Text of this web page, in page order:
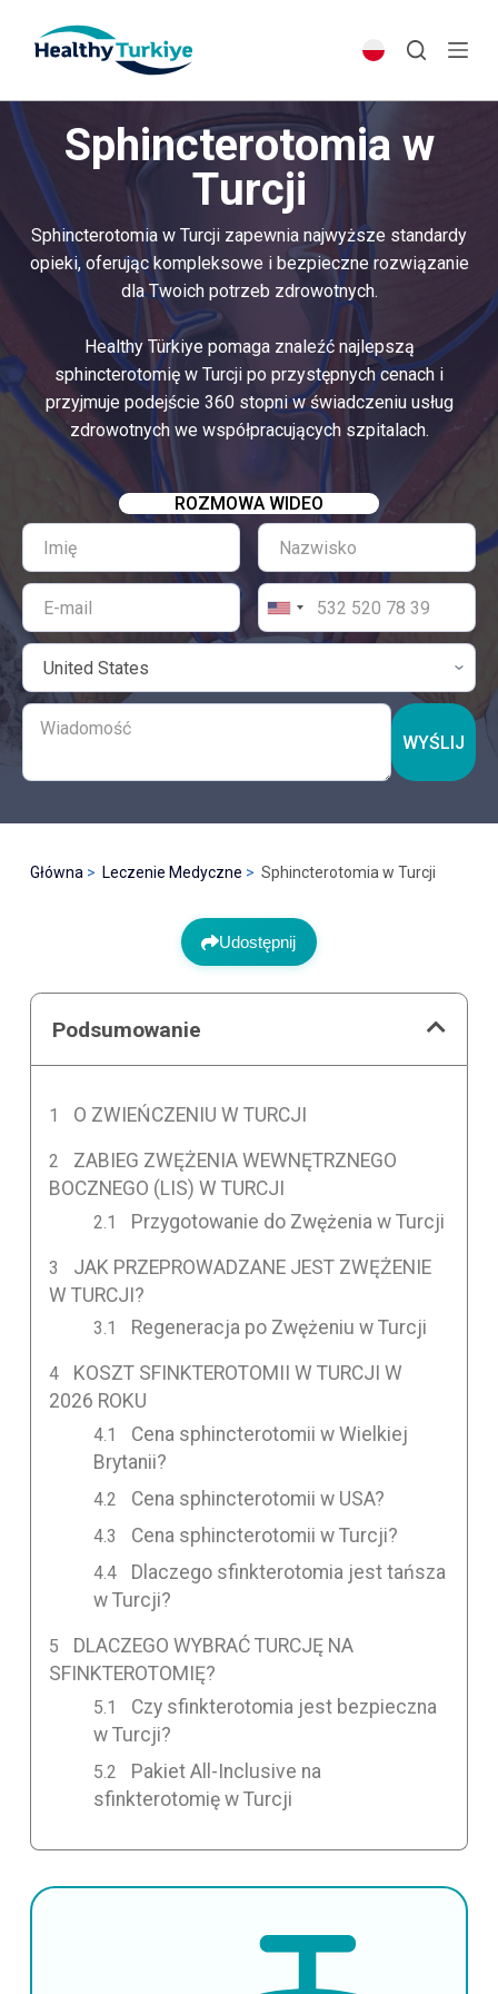
p
o
t
Sphincterotomia w
Turcji
Sphincterotomia w Turcji zapewnia najwyższe standardy
opieki, oferując kompleksowe i bezpieczne rozwiązanie
dla Twoich potrzeb zdrowotnych.
Healthy Türkiye pomaga znaleźć najlepszą
sphincterotomię w Turcji po przystępnych cenach i
przyjmuje podejście 360 stopni w świadczeniu usług
zdrowotnych we współpracujących szpitalach.
ROZMOWA WIDEO
WYŚLIJ
Główna Leczenie Medyczne Sphincterotomia w Turcji
Udostępnij
Podsumowanie
O ZWIEŃCZENIU W TURCJI
ZABIEG ZWĘŻENIA WEWNĘTRZNEGO
BOCZNEGO (LIS) W TURCJI
Przygotowanie do Zwężenia w Turcji
JAK PRZEPROWADZANE JEST ZWĘŻENIE
W TURCJI?
Regeneracja po Zwężeniu w Turcji
KOSZT SFINKTEROTOMII W TURCJI W
2026 ROKU
Cena sphincterotomii w Wielkiej
Brytanii?
Cena sphincterotomii w USA?
Cena sphincterotomii w Turcji?
Dlaczego sfinkterotomia jest tańsza
w Turcji?
DLACZEGO WYBRAĆ TURCJĘ NA
SFINKTEROTOMIĘ?
Czy sfinkterotomia jest bezpieczna
w Turcji?
Pakiet All-Inclusive na
sfinkterotomię w Turcji